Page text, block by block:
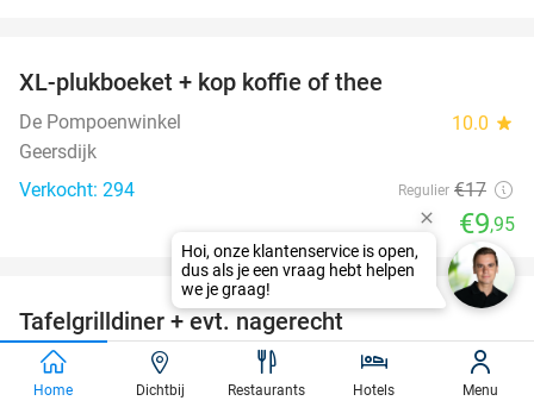
XL-plukboeket + kop koffie of thee
De Pompoenwinkel 10.0 star
Geersdijk
Verkocht: 294
Regulier €17
€9,95
36%
favorite_border
Tafelgrilldiner + evt. nagerecht
Paviljoen Stormvogel 10.0
Oostvoorne
Home Dichtbij Restaurants Hotels Menu